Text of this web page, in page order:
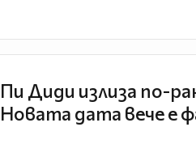
Пи Диди излиза по-
Новата дата вече е